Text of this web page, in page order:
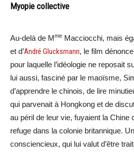
Myopie collective
Au-delà de Mme Macciocchi, mais
et d’André Glucksmann, le film
pour laquelle l’idéologie ne reposait
lui aussi, fasciné par le maoïsme,
d’apprendre le chinois, de lire
qui parvenait à Hongkong et de
au péril de leur vie, fuyaient la Chine
refuge dans la colonie britannique.
consciencieux, qui lui valut d’être